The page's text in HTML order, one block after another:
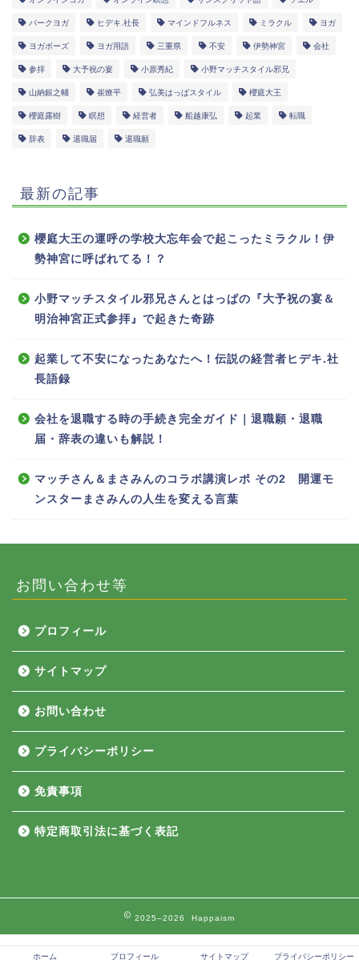
パークヨガ ヒデキ.社長 マインドフルネス ミラクル ヨガ
ヨガポーズ ヨガ用語 三重県 不安 伊勢神宮 会社
参拝 大予祝の宴 小原秀紀 小野マッチスタイル邪兄
山納銀之輔 崔燎平 弘美はっぱスタイル 櫻庭大王
櫻庭露樹 瞑想 経営者 船越康弘 起業 転職
辞表 退職届 退職願
最新の記事
櫻庭大王の運呼の学校大忘年会で起こったミラクル！伊
勢神宮に呼ばれてる！？
小野マッチスタイル邪兄さんとはっぱの『大予祝の宴＆
明治神宮正式参拝』で起きた奇跡
起業して不安になったあなたへ！伝説の経営者ヒデキ.社
長語録
会社を退職する時の手続き完全ガイド｜退職願・退職
届・辞表の違いも解説！
マッチさん＆まさみんのコラボ講演レポ その2 開運モ
ンスターまさみんの人生を変える言葉
お問い合わせ等
プロフィール
サイトマップ
お問い合わせ
プライバシーポリシー
免責事項
特定商取引法に基づく表記
2025–2026 Happaism
ホーム プロフィール サイトマップ プライバシーポリシー